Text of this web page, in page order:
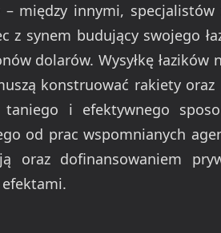
– między innymi,
z synem budujący swojego
dolarów. Wysyłkę łazików
konstruować rakiety
taniego i efektywnego
od prac wspomnianych
oraz dofinansowaniem